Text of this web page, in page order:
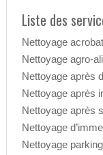
Liste des
Nettoyage
Nettoyage agro-
Nettoyage après
Nettoyage après
Nettoyage après
Nettoyage
Nettoyage parking